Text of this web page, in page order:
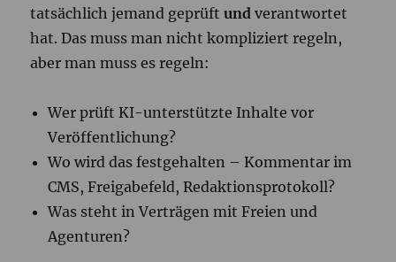
tatsächlich jemand geprüftund verantwortet
hat. Das muss man nicht kompliziert regeln,
aber man muss es regeln:
Wer prüft KI-unterstützte Inhalte vor
Veröffentlichung?
Wo wird das festgehalten – Kommentar im
CMS, Freigabefeld, Redaktionsprotokoll?
Was steht in Verträgen mit Freien und
Agenturen?